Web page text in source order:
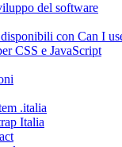
del software
con Can I
CSS e JavaScript
.italia
Italia